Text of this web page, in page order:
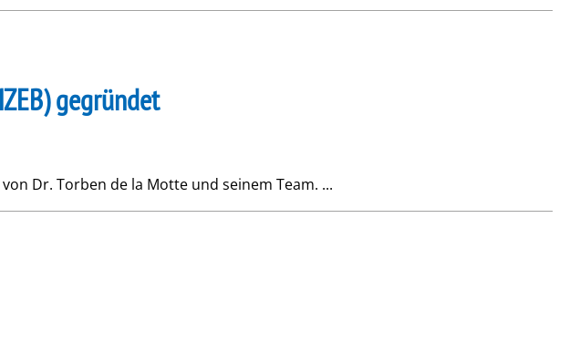
gegründet
Dr. Torben de la Motte und seinem Team. ...